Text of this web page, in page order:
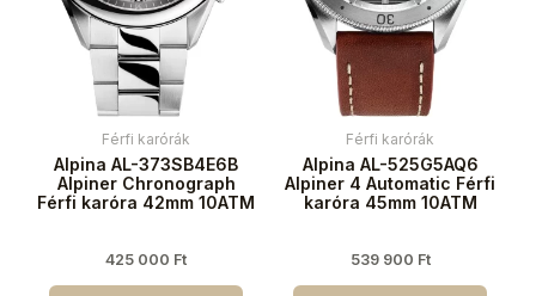
Férfi karórák
Alpina AL-373SB4E6B
Alpiner Chronograph
Férfi karóra 42mm 10ATM
425 000 Ft
Férfi karórák
Alpina AL-525G5AQ6
Alpiner 4 Automatic Férfi
karóra 45mm 10ATM
539 900 Ft